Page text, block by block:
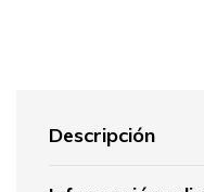
Descripción